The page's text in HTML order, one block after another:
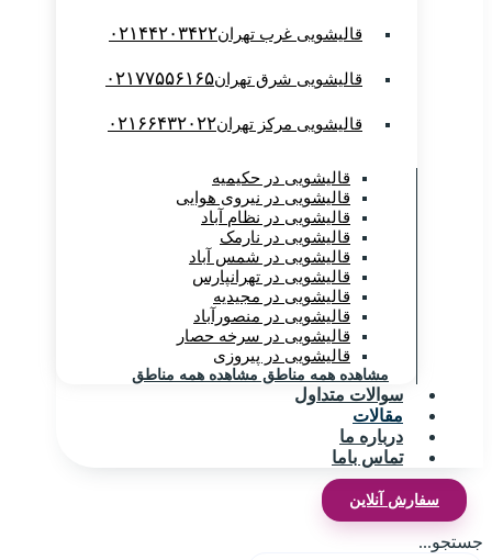
قالیشویی غرب تهران۰۲۱۴۴۲۰۳۴۲۲
قالیشویی شرق تهران۰۲۱۷۷۵۵۶۱۶۵
قالیشویی مرکز تهران۰۲۱۶۶۴۳۲۰۲۲
قالیشویی در حکیمیه
قالیشویی در نیروی هوایی
قالیشویی در نظام آباد
قالیشویی در نارمک
قالیشویی در شمس آباد
قالیشویی در تهرانپارس
قالیشویی در مجیدیه
قالیشویی در منصورآباد
قالیشویی در سرخه حصار
قالیشویی در پیروزی
مشاهده همه مناطق مشاهده همه مناطق
سوالات متداول
مقالات
درباره ما
تماس باما
سفارش آنلاین
جستجو...